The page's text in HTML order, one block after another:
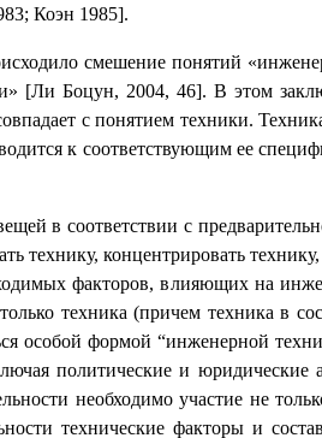
Коэн 1985].
смешение понятий
[Ли Боцун, 2004, 46]. В этом
с понятием техники.
к соответствующим ее
в соответствии с
технику, концентрировать
факторов, влияющих на
техника (причем техника в
особой формой “инженерной
политические и
необходимо участие не
технические факторы и